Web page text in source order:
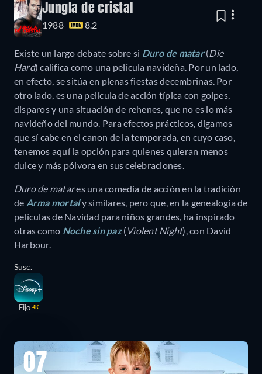
Jungla de cristal
1988 8.2
Existe un largo debate sobre si Duro de matar(Die
Hard) califica como una película navideña. Por un lado,
en efecto, se sitúa en plenas fiestas decembrinas. Por
otro lado, es una película de acción típica con golpes,
disparos y una situación de rehenes, que no es lo más
navideño del mundo. Para efectos prácticos, digamos
que sí cabe en el canon de la temporada, en cuyo caso,
tenemos aquí la opción para quienes quieran menos
dulce y más pólvora en sus celebraciones.
Duro de matares una comedia de acción en la tradición
de Arma mortaly similares, pero que, en la genealogía de
películas de Navidad para niños grandes, ha inspirado
otras como Noche sin paz( Violent Night), con David
Harbour.
Susc.
Fijo 4K
07